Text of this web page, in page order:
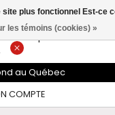
de plus de 74$*.
au Québec
COMPTE
plus fonctionnel Est-ce
les témoins (cookies) »